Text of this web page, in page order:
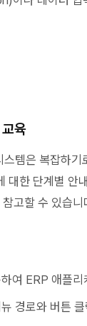
육
템은 복잡하기
대한 단계별 안
고할 수 있습니
여 ERP 애플
경로와 버튼